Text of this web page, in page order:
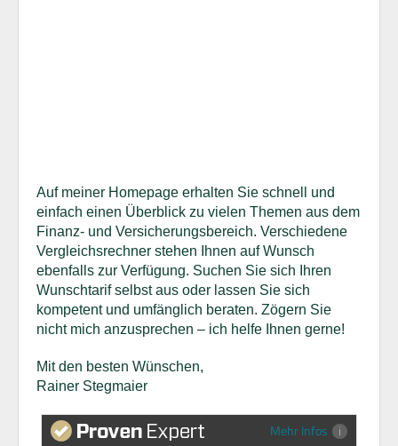
Auf meiner Homepage erhalten Sie schnell und
einfach einen Überblick zu vielen Themen aus dem
Finanz- und Versicherungsbereich. Verschiedene
Vergleichsrechner stehen Ihnen auf Wunsch
ebenfalls zur Verfügung. Suchen Sie sich Ihren
Wunschtarif selbst aus oder lassen Sie sich
kompetent und umfänglich beraten. Zögern Sie
nicht mich anzusprechen – ich helfe Ihnen gerne!
Mit den besten Wünschen,
Rainer Stegmaier
Mehr Infos